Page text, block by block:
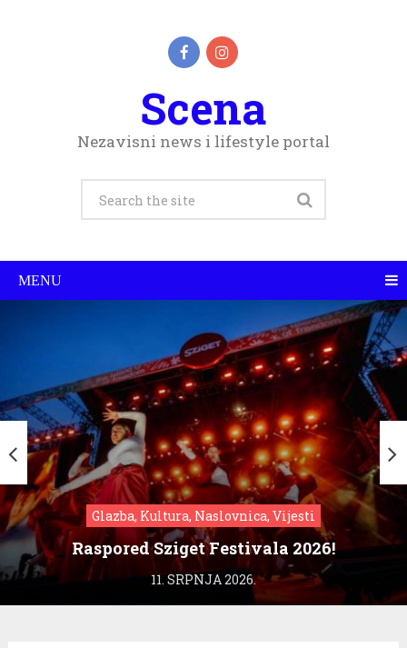
Scena
Nezavisni news i lifestyle portal
MENU
Glazba, Kultura, Naslovnica, Vijesti
Raspored Sziget Festivala 2026!
11. SRPNJA 2026.